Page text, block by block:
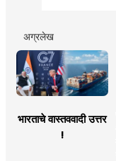
अग्रलेख
भारताचे वास्तववादी उत्तर
!